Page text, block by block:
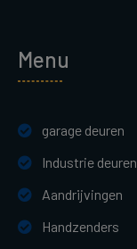
Menu
garage deuren
Industrie deuren
Aandrijvingen
Handzenders